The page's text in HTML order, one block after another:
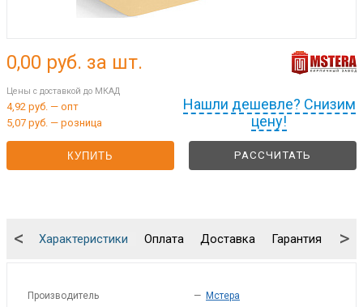
Нашли дешевле? Снизим
цену!
0,00 руб. за шт.
Цены с доставкой до МКАД
4,92 руб. — опт
5,07 руб. — розница
КУПИТЬ РАССЧИТАТЬ
Характеристики Оплата Доставка Гарантия
< >
Производитель — Мстера